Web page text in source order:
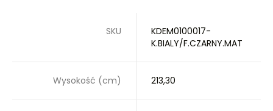
SKU
KDEM0100017-
K.BIALY/F.CZARNY.MAT
Wysokość (cm) 213,30